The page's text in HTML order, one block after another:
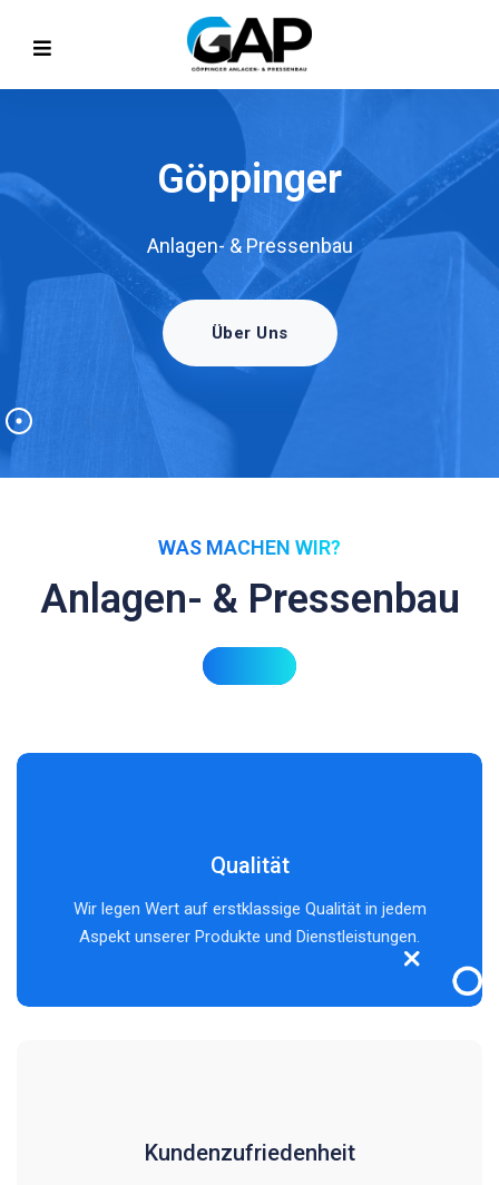
Göppinger
Anlagen- & Pressenbau
Über Uns
WAS MACHEN WIR?
Anlagen- & Pressenbau
Qualität
Wir legen Wert auf erstklassige Qualität in jedem
Aspekt unserer Produkte und Dienstleistungen.
Kundenzufriedenheit